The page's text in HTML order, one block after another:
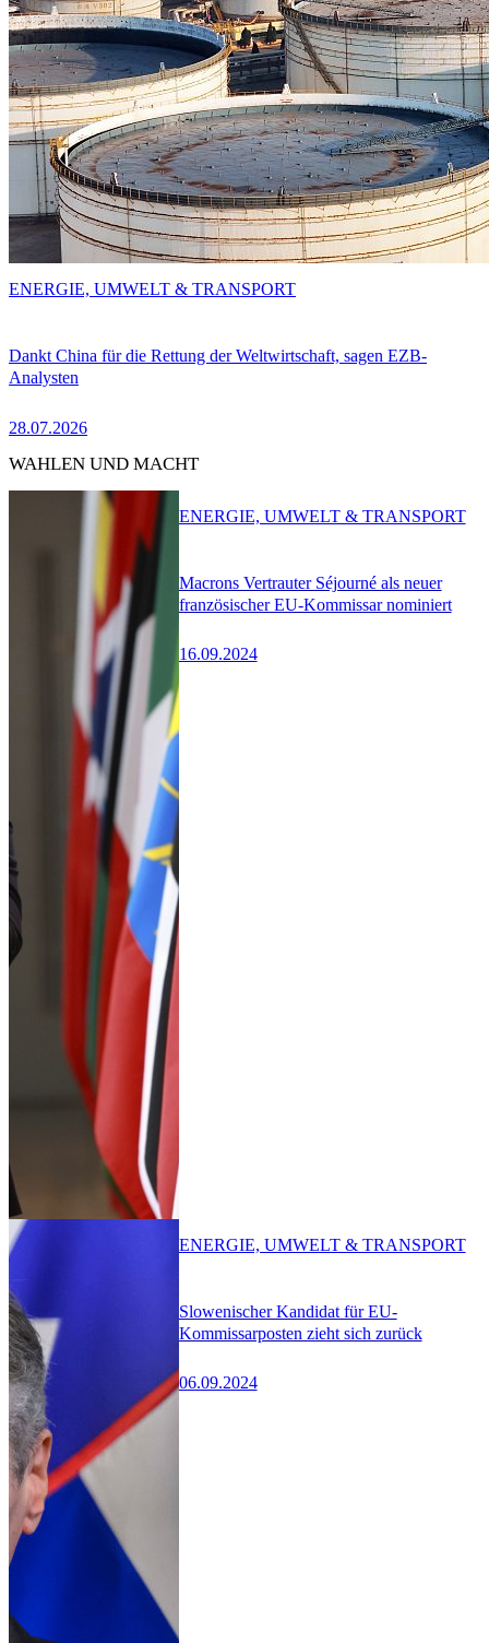
Dankt China für die Rettung der Weltwirtschaft, sagen EZB-
Analysten
28.07.2026
ENERGIE, UMWELT & TRANSPORT
WAHLEN UND MACHT
Macrons Vertrauter Séjourné als neuer
französischer EU-Kommissar nominiert
16.09.2024
ENERGIE, UMWELT & TRANSPORT
Slowenischer Kandidat für EU-
Kommissarposten zieht sich zurück
06.09.2024
ENERGIE, UMWELT & TRANSPORT